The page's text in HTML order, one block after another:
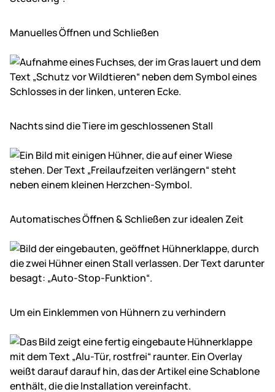
Manuelles Öffnen und Schließen
Nachts sind die Tiere im geschlos­senen Stall
Automatisches Öffnen & Schließen zur idealen Zeit
Um ein Ein­klemmen von Hühnern zu ver­hin­dern